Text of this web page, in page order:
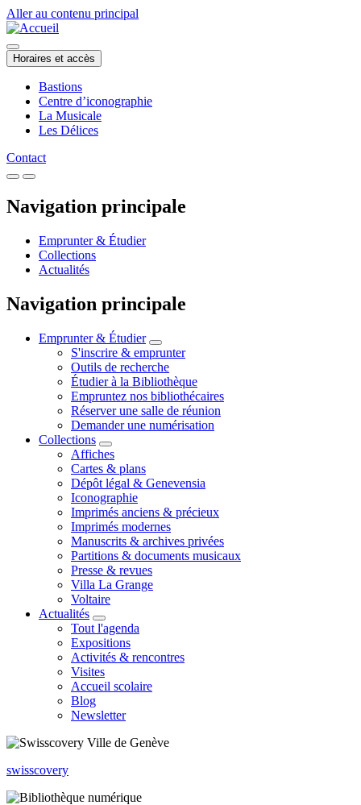
Aller au contenu principal
Horaires et accès
Bastions
Centre d’iconographie
La Musicale
Les Délices
Contact
Navigation principale
Emprunter & Étudier
Collections
Actualités
Navigation principale
Emprunter & Étudier
S'inscrire & emprunter
Outils de recherche
Étudier à la Bibliothèque
Empruntez nos bibliothécaires
Réserver une salle de réunion
Demander une numérisation
Collections
Affiches
Cartes & plans
Dépôt légal & Genevensia
Iconographie
Imprimés anciens & précieux
Imprimés modernes
Manuscrits & archives privées
Partitions & documents musicaux
Presse & revues
Villa La Grange
Voltaire
Actualités
Tout l'agenda
Expositions
Activités & rencontres
Visites
Accueil scolaire
Blog
Newsletter
swisscovery